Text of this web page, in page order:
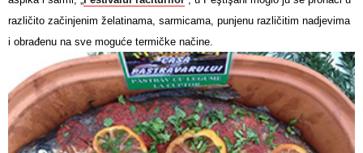
različito začinjenim želatinama, sarmicama, punjenu različitim nadjevima
i obrađenu na sve moguće termičke načine.